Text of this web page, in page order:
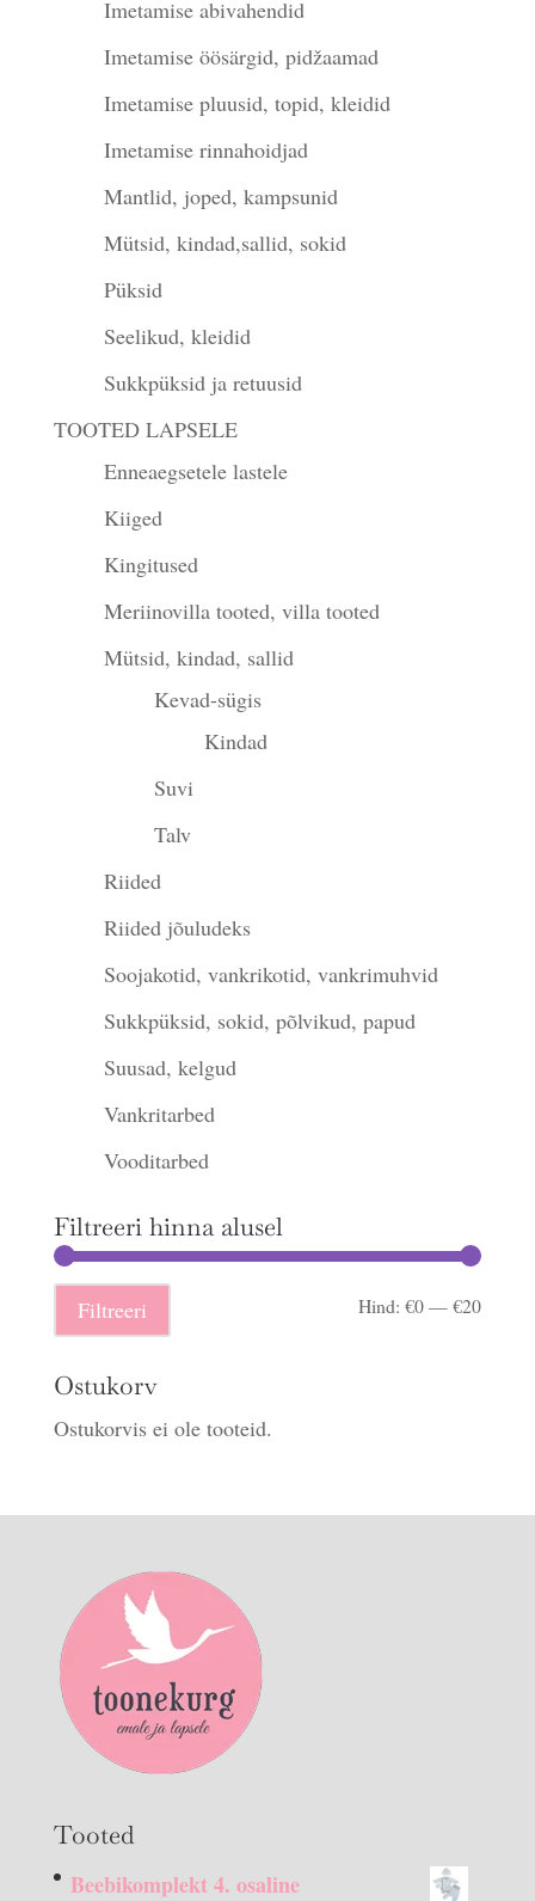
Imetamise abivahendid
Imetamise öösärgid, pidžaamad
Imetamise pluusid, topid, kleidid
Imetamise rinnahoidjad
Mantlid, joped, kampsunid
Mütsid, kindad,sallid, sokid
Püksid
Seelikud, kleidid
Sukkpüksid ja retuusid
TOOTED LAPSELE
Enneaegsetele lastele
Kiiged
Kingitused
Meriinovilla tooted, villa tooted
Mütsid, kindad, sallid
Kevad-sügis
Kindad
Suvi
Talv
Riided
Riided jõuludeks
Soojakotid, vankrikotid, vankrimuhvid
Sukkpüksid, sokid, põlvikud, papud
Suusad, kelgud
Vankritarbed
Vooditarbed
Filtreeri hinna alusel
Filtreeri Hind:€0—€20
Ostukorv
Ostukorvis ei ole tooteid.
Tooted
Beebikomplekt 4. osaline